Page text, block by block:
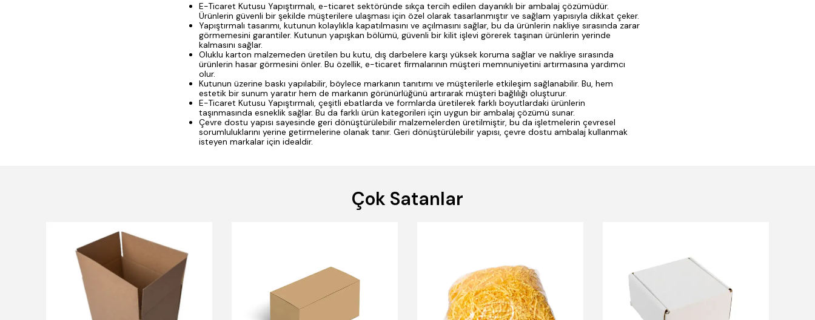
E-Ticaret Kutusu Yapıştırmalı, e-ticaret sektöründe sıkça tercih edilen dayanıklı bir ambalaj çözümüdür.
Ürünlerin güvenli bir şekilde müşterilere ulaşması için özel olarak tasarlanmıştır ve sağlam yapısıyla dikkat çeker.
Yapıştırmalı tasarımı, kutunun kolaylıkla kapatılmasını ve açılmasını sağlar, bu da ürünlerin nakliye sırasında zarar
görmemesini garantiler. Kutunun yapışkan bölümü, güvenli bir kilit işlevi görerek taşınan ürünlerin yerinde
kalmasını sağlar.
Oluklu karton malzemeden üretilen bu kutu, dış darbelere karşı yüksek koruma sağlar ve nakliye sırasında
ürünlerin hasar görmesini önler. Bu özellik, e-ticaret firmalarının müşteri memnuniyetini artırmasına yardımcı
olur.
Kutunun üzerine baskı yapılabilir, böylece markanın tanıtımı ve müşterilerle etkileşim sağlanabilir. Bu, hem
estetik bir sunum yaratır hem de markanın görünürlüğünü artırarak müşteri bağlılığı oluşturur.
E-Ticaret Kutusu Yapıştırmalı, çeşitli ebatlarda ve formlarda üretilerek farklı boyutlardaki ürünlerin
taşınmasında esneklik sağlar. Bu da farklı ürün kategorileri için uygun bir ambalaj çözümü sunar.
Çevre dostu yapısı sayesinde geri dönüştürülebilir malzemelerden üretilmiştir, bu da işletmelerin çevresel
sorumluluklarını yerine getirmelerine olanak tanır. Geri dönüştürülebilir yapısı, çevre dostu ambalaj kullanmak
isteyen markalar için idealdir.
Çok Satanlar